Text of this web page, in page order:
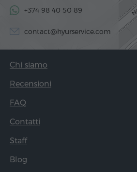
+374 98 40 50 89
contact@hyurservice.com
Chi siamo
Recensioni
FAQ
Contatti
Staff
Blog